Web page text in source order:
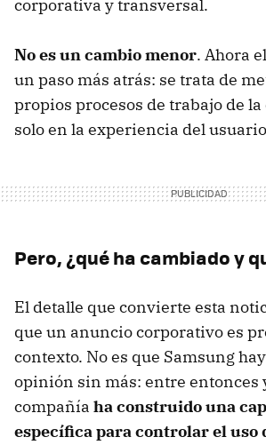
corporativa y transversal.
No es un cambio menor. Ahora
un paso más atrás: se trata de
propios procesos de trabajo de
solo en la experiencia del
Pero, ¿qué ha cambiado y
El detalle que convierte esta
que un anuncio corporativo es
contexto. No es que Samsung
opinión sin más: entre entonces
compañía ha construido una
específica para controlar el uso